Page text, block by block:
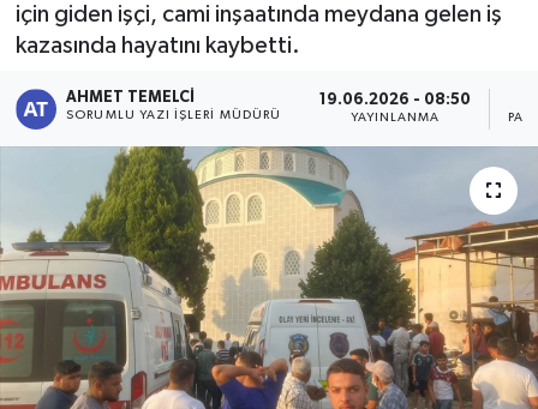
için giden işçi, cami inşaatında meydana gelen iş
kazasında hayatını kaybetti.
AHMET TEMELCI
SORUMLU YAZI İŞLERI MÜDÜRÜ
19.06.2026 - 08:50
YAYINLANMA
Haber Arşivi